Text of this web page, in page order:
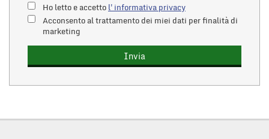
Ho letto e accettol'informativa privacy
Acconsento al trattamento dei miei dati per finalità di
marketing